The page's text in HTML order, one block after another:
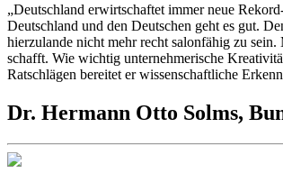
„Deutschland erwirtschaftet immer neue
Deutschland und den Deutschen geht es gut.
hierzulande nicht mehr recht salonfähig zu
schafft. Wie wichtig unternehmerische
Ratschlägen bereitet er wissenschaftliche
Dr. Hermann Otto Solms,